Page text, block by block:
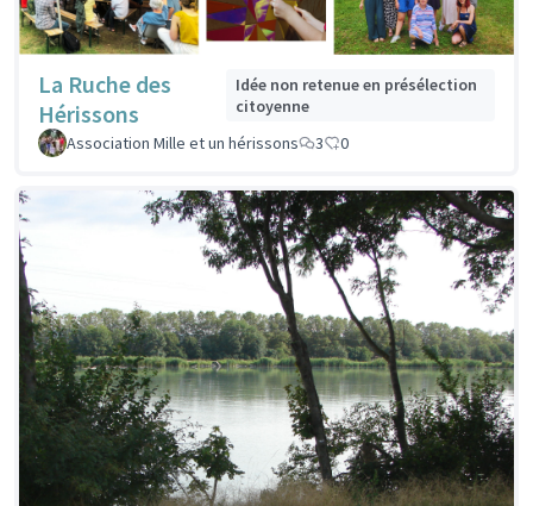
La Ruche des
Hérissons
Idée non retenue en présélection
citoyenne
Association Mille et un hérissons
3 0